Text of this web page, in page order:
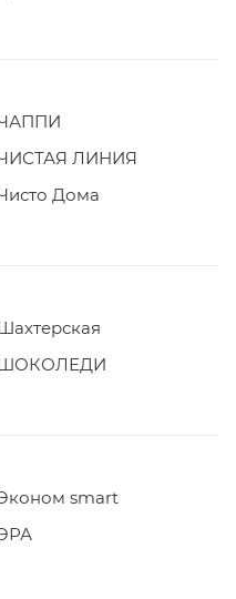
ЛИНИЯ
Дома
smart